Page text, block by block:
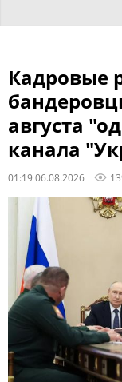
Кадровые
августа
канала
01:19 06.08.2026